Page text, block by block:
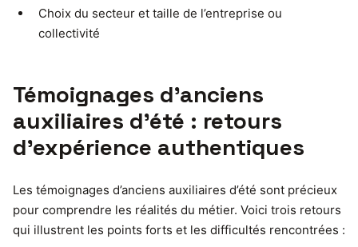
Choix du secteur et taille de l’entreprise ou
collectivité
Témoignages d’anciens
auxiliaires d’été : retours
d’expérience authentiques
Les témoignages d’anciens auxiliaires d’été sont précieux
pour comprendre les réalités du métier. Voici trois retours
qui illustrent les points forts et les difficultés rencontrées :